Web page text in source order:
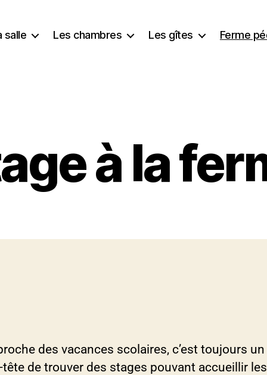
salle Les chambres Les gîtes Ferme
à la
des vacances scolaires, c’est toujours un
tête de trouver des stages pouvant accueillir les